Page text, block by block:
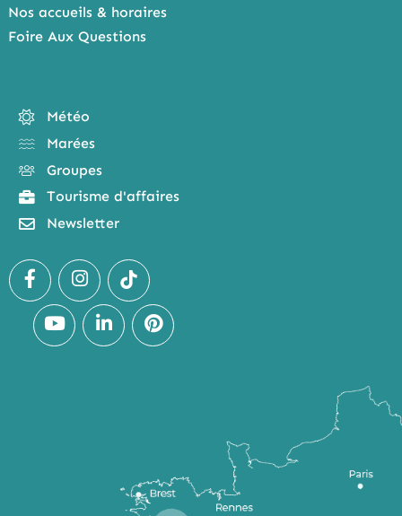
Nos accueils & horaires
Foire Aux Questions
Météo
Marées
Groupes
Tourisme d'affaires
Newsletter